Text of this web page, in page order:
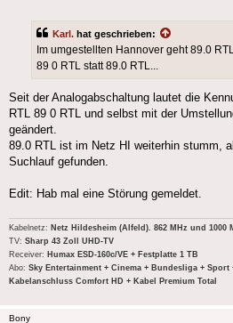
Karl. hat geschrieben:
Im umgestellten Hannover geht 89.0
89 0 RTL statt 89.0 RTL...
Seit der Analogabschaltung lautet die
RTL 89 0 RTL und selbst mit der
geändert.
89.0 RTL ist im Netz HI weiterhin stumm,
Suchlauf gefunden.
Edit: Hab mal eine Störung gemeldet.
Kabelnetz: Netz Hildesheim (Alfeld). 862 MHz und 1000
TV: Sharp 43 Zoll UHD-TV
Receiver: Humax ESD-160c/VE + Festplatte 1 TB
Abo: Sky Entertainment + Cinema + Bundesliga + Sport
Kabelanschluss Comfort HD + Kabel Premium Total
Bony